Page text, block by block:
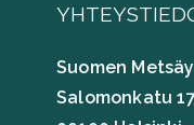
Suomen
Salomonkatu